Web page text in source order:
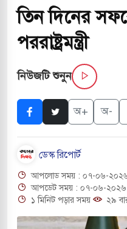
জুমার বয়ান ও নামাজ
অ্যারেস্ট আবেদন, বরগুনার
জাদুঘর নতুন বাংলাদেশের পথচলার
তিন দিনের
পররাষ্ট্রমন্ত্রী
নিউজটি শুনুন
অ+ অ-
ডেস্ক রিপোর্ট
আপলোড সময় : ০৭-০৬-২০২৬
আপডেট সময় : ০৭-০৬-২০২৬
১ মিনিট পড়ার সময়
২৯